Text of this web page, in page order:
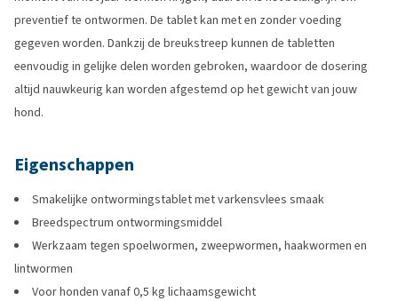
preventief te ontwormen. De tablet kan met en zonder voeding
gegeven worden. Dankzij de breukstreep kunnen de tabletten
eenvoudig in gelijke delen worden gebroken, waardoor de dosering
altijd nauwkeurig kan worden afgestemd op het gewicht van jouw
hond.
Eigenschappen
Smakelijke ontwormingstablet met varkensvlees smaak
Breedspectrum ontwormingsmiddel
Werkzaam tegen spoelwormen, zweepwormen, haakwormen en
lintwormen
Voor honden vanaf 0,5 kg lichaamsgewicht